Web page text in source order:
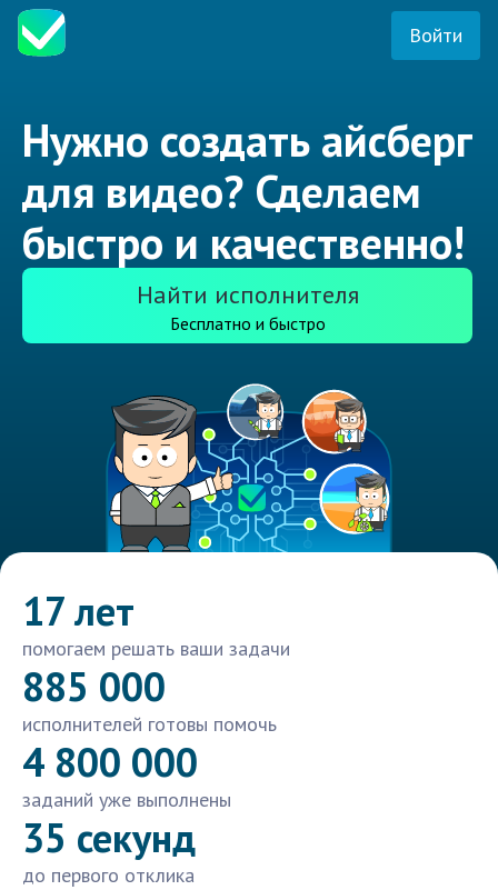
Войти
Нужно создать айсберг
для видео? Сделаем
быстро и качественно!
Найти исполнителя
Бесплатно и быстро
17 лет
помогаем решать ваши задачи
885 000
исполнителей готовы помочь
4 800 000
заданий уже выполнены
35 секунд
до первого отклика